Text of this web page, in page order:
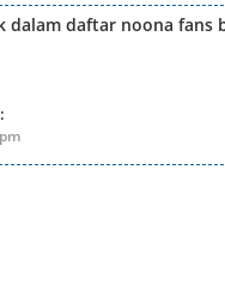
dalam daftar noona fans